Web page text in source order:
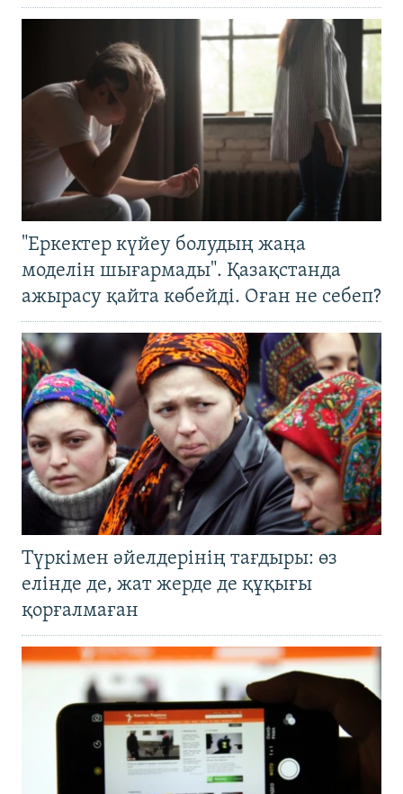
"Еркектер күйеу болудың жаңа
моделін шығармады". Қазақстанда
ажырасу қайта көбейді. Оған не себеп?
Түркімен әйелдерінің тағдыры: өз
елінде де, жат жерде де құқығы
қорғалмаған